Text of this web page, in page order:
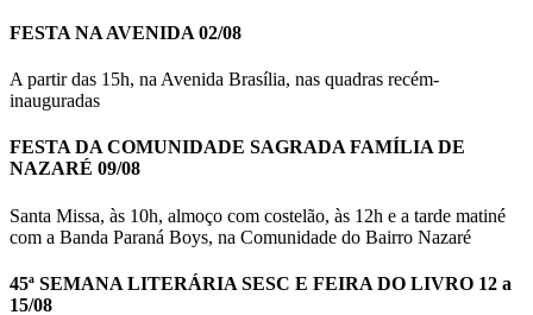
FESTA NA AVENIDA 02/08
A partir das 15h, na Avenida Brasília, nas quadras recém-
inauguradas
FESTA DA COMUNIDADE SAGRADA FAMÍLIA DE
NAZARÉ 09/08
Santa Missa, às 10h, almoço com costelão, às 12h e a tarde matiné
com a Banda Paraná Boys, na Comunidade do Bairro Nazaré
45ª SEMANA LITERÁRIA SESC E FEIRA DO LIVRO 12 a
15/08